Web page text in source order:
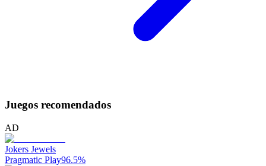
Juegos recomendados
AD
Jokers Jewels
Pragmatic Play96.5%